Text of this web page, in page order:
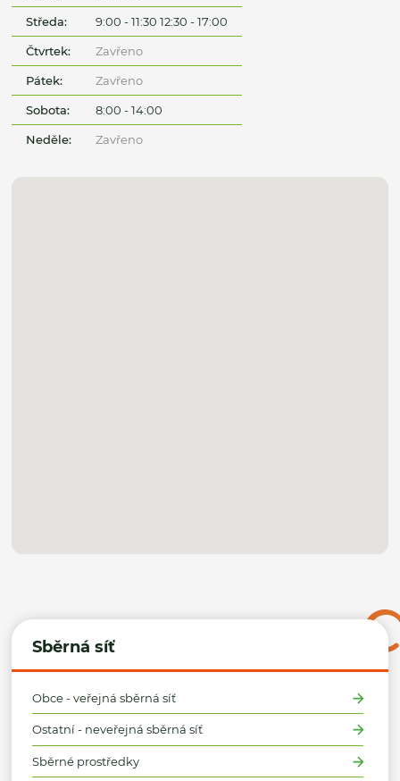
Sběrná síť
Obce - veřejná sběrná síť
Ostatní - neveřejná sběrná síť
Sběrné prostředky
Středa: 9:00 - 11:30 12:30 - 17:00
Čtvrtek: Zavřeno
Pátek: Zavřeno
Sobota: 8:00 - 14:00
Neděle: Zavřeno